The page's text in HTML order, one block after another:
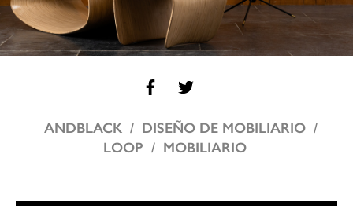
ANDBLACK
DISEÑO DE MOBILIARIO
LOOP
MOBILIARIO